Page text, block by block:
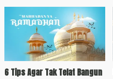
6 Tips Agar Tak Telat Bangun